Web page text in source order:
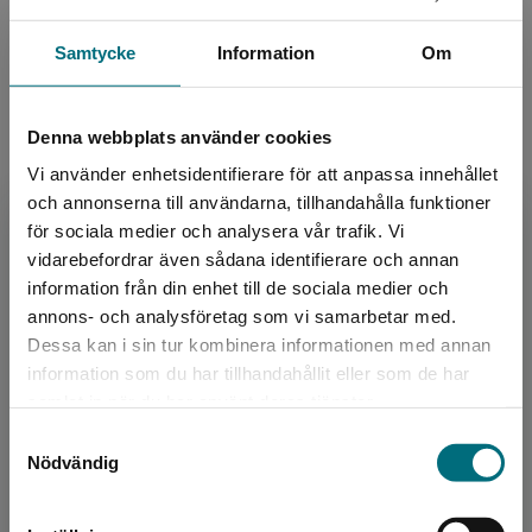
Samtycke Information Om
Denna webbplats använder cookies
Vi använder enhetsidentifierare för att anpassa innehållet
och annonserna till användarna, tillhandahålla funktioner
för sociala medier och analysera vår trafik. Vi
vidarebefordrar även sådana identifierare och annan
information från din enhet till de sociala medier och
annons- och analysföretag som vi samarbetar med.
Dessa kan i sin tur kombinera informationen med annan
information som du har tillhandahållit eller som de har
Nödvändig
Begränsad fraktregion
Det verkar som att du besöker
nyponochviljaforlag.se via en enhet utanför
Sverige. För att kunna slutföra ett köp måste
Fakta om allemansrätten
Dömstedt, Tomas
140 krinkl. moms
Exkl. moms: 132 kr
Böcker för alla väder
I samtalen om klimatkrisen nämns ofta väder och hur